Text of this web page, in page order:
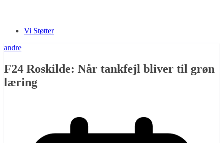
Vi Støtter
andre
F24 Roskilde: Når tankfejl bliver til grøn
læring